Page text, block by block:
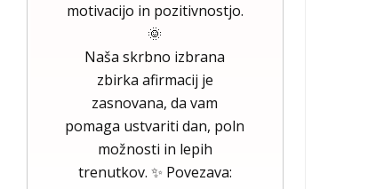
motivacijo in pozitivnostjo.
🌞
Naša skrbno izbrana
zbirka afirmacij je
zasnovana, da vam
pomaga ustvariti dan, poln
možnosti in lepih
trenutkov. ✨ Povezava: